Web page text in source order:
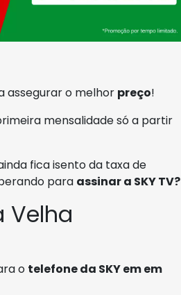
assegurar o melhor preço!
mensalidade só a partir
fica isento da taxa de
para assinar a SKY TV?
Velha
o telefone da SKY em em